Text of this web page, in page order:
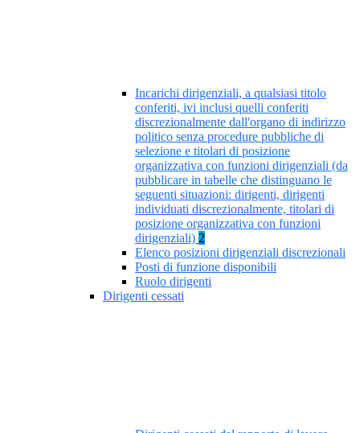
Incarichi dirigenziali, a qualsiasi titolo
conferiti, ivi inclusi quelli conferiti
discrezionalmente dall'organo di indirizzo
politico senza procedure pubbliche di
selezione e titolari di posizione
organizzativa con funzioni dirigenziali (da
pubblicare in tabelle che distinguano le
seguenti situazioni: dirigenti, dirigenti
individuati discrezionalmente, titolari di
posizione organizzativa con funzioni
dirigenziali) 2
Elenco posizioni dirigenziali discrezionali
Posti di funzione disponibili
Ruolo dirigenti
Dirigenti cessati